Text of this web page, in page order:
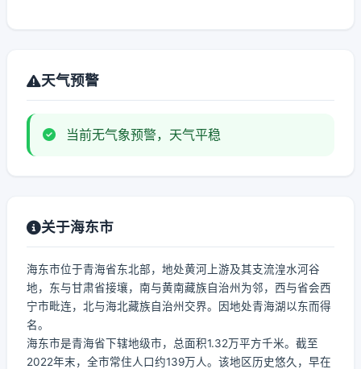
天气预警
当前无气象预警，天气平稳
关于海东市
海东市位于青海省东北部，地处黄河上游及其支流湟水河谷
地，东与甘肃省接壤，南与黄南藏族自治州为邻，西与省会西
宁市毗连，北与海北藏族自治州交界。因地处青海湖以东而得
名。
海东市是青海省下辖地级市，总面积1.32万平方千米。截至
2022年末，全市常住人口约139万人。该地区历史悠久，早在